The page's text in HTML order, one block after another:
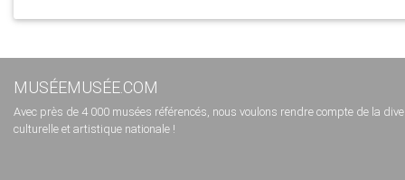
MUSÉEMUSÉE.COM
Avec près de 4 000 musées référencés, nous voulons rendre compte de la
culturelle et artistique nationale !